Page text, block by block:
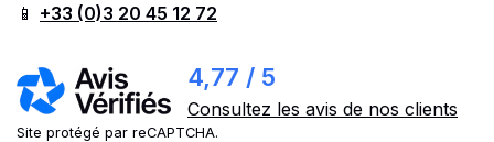
📱 +33 (0)3 20 45 12 72
4,77 / 5
Consultez les avis de nos clients
Site protégé par reCAPTCHA.